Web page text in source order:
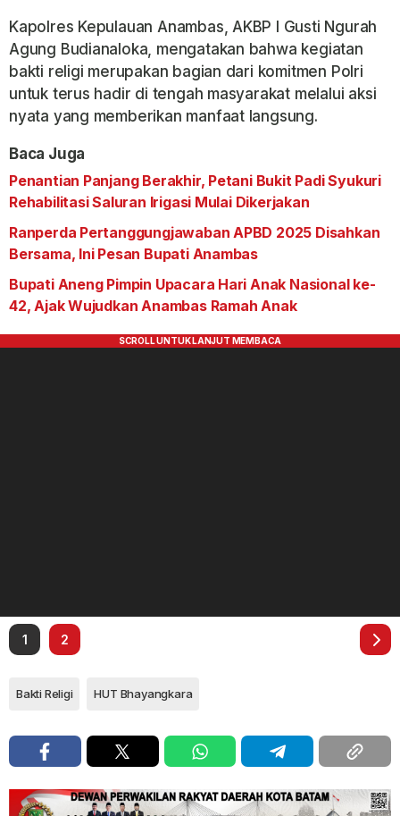
Kapolres Kepulauan Anambas, AKBP I Gusti Ngurah
Agung Budianaloka, mengatakan bahwa kegiatan
bakti religi merupakan bagian dari komitmen Polri
untuk terus hadir di tengah masyarakat melalui aksi
nyata yang memberikan manfaat langsung.
Baca Juga
Penantian Panjang Berakhir, Petani Bukit Padi Syukuri
Rehabilitasi Saluran Irigasi Mulai Dikerjakan
Ranperda Pertanggungjawaban APBD 2025 Disahkan
Bersama, Ini Pesan Bupati Anambas
Bupati Aneng Pimpin Upacara Hari Anak Nasional ke-
42, Ajak Wujudkan Anambas Ramah Anak
1 2
Bakti Religi HUT Bhayangkara